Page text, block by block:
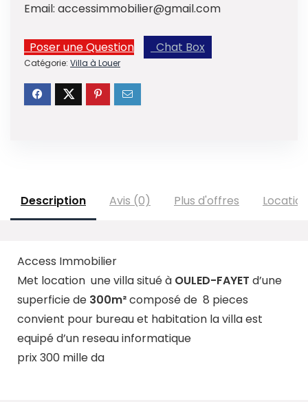
Email: accessimmobilier@gmail.com
Poser une Question Chat Box
Catégorie: Villa à Louer
Description Avis (0) Plus d'offres Location
Access Immobilier
Met location une villa situé à OULED-FAYET d’une
superficie de300m²composé de 8 pieces
convient pour bureau et habitation la villa est
equipé d’un reseau informatique
prix 300 mille da